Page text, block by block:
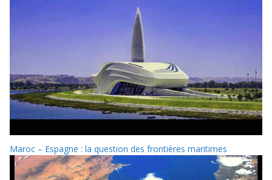
Maroc – Espagne : la question des frontières maritimes